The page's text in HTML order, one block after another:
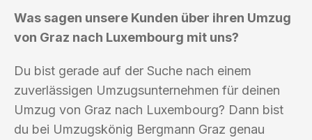
Was sagen unsere Kunden über ihren Umzug
von Graz nach Luxembourg mit uns?
Du bist gerade auf der Suche nach einem
zuverlässigen Umzugsunternehmen für deinen
Umzug von Graz nach Luxembourg? Dann bist
du bei Umzugskönig Bergmann Graz genau